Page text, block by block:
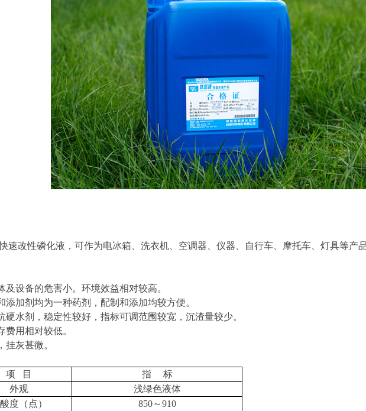
速改性磷化液，可作为电冰箱、洗衣机、空调器、仪器、自行车、摩托车、灯具等产
设备的危害小。环境效益相对较高。
加剂均为一种药剂，配制和添加均较方便。
水剂，稳定性较好，指标可调范围较宽，沉渣量较少。
用相对较低。
灰甚微。
项 目 指
标
外观
浅绿色液体
度（点）
850～910